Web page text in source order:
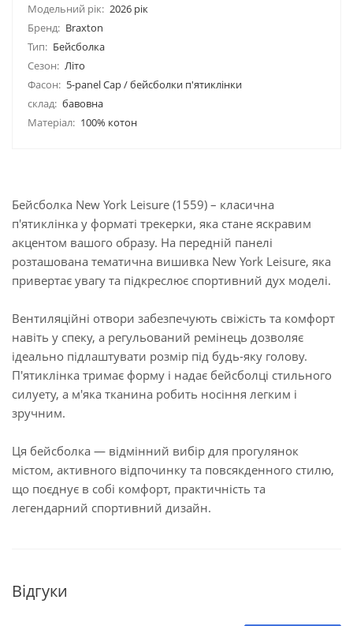
Модельний рік: 2026 рік
Бренд: Braxton
Тип: Бейсболка
Сезон: Літо
Фасон: 5-panel Cap / бейсболки п'ятиклінки
склад: бавовна
Матеріал: 100% котон
Бейсболка New York Leisure (1559) – класична
п'ятиклінка у форматі трекерки, яка стане яскравим
акцентом вашого образу. На передній панелі
розташована тематична вишивка New York Leisure, яка
привертає увагу та підкреслює спортивний дух моделі.
Вентиляційні отвори забезпечують свіжість та комфорт
навіть у спеку, а регульований ремінець дозволяє
ідеально підлаштувати розмір під будь-яку голову.
П'ятиклінка тримає форму і надає бейсболці стильного
силуету, а м'яка тканина робить носіння легким і
зручним.
Ця бейсболка — відмінний вибір для прогулянок
містом, активного відпочинку та повсякденного стилю,
що поєднує в собі комфорт, практичність та
легендарний спортивний дизайн.
Відгуки